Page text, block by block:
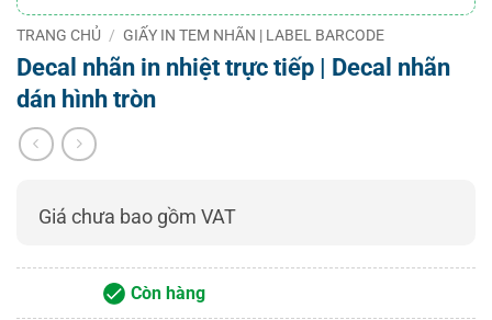
50.000.000 đ trở lên
– Nhận giao hàng và lắp đặt từ 8h00 – 21h00 tất cả
các ngày
TRANG CHỦ / GIẤY IN TEM NHÃN | LABEL BARCODE
Decal nhãn in nhiệt trực tiếp | Decal nhãn
dán hình tròn
Giá chưa bao gồm VAT
Còn hàng